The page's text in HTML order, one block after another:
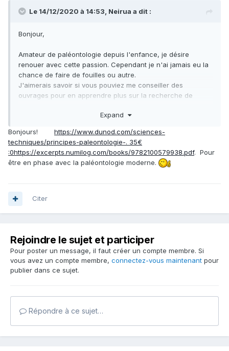
Le 14/12/2020 à 14:53, Neirua a dit :
Bonjour,
Amateur de paléontologie depuis l'enfance, je désire
renouer avec cette passion. Cependant je n'ai jamais eu la
chance de faire de fouilles ou autre.
J'aimerais savoir si vous pouviez me conseiller des
ouvrages pour en apprendre plus sur la recherche de
l'identifier et tout autre ouvrages intéressants relatifs à
Merci beaucoup,
Très belle journée.
Expand
Bonjours! https://www.dunod.com/sciences-
techniques/principes-paleontologie-. 35€
:0https://excerpts.numilog.com/books/9782100579938.pdf. Pour
être en phase avec la paléontologie moderne.
Citer
Rejoindre le sujet et participer
Pour poster un message, il faut créer un compte membre. Si
vous avez un compte membre, connectez-vous maintenant pour
publier dans ce sujet.
Répondre à ce sujet…